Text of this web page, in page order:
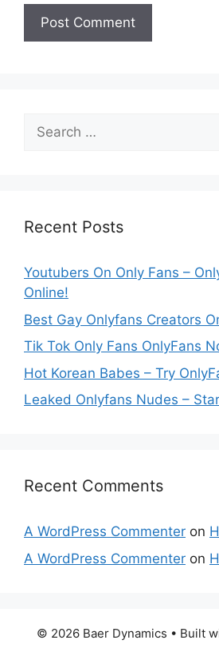
Search
for:
Recent Posts
Youtubers On Only Fans –
Online!
Best Gay Onlyfans Creators
Tik Tok Only Fans OnlyFans
Hot Korean Babes – Try
Leaked Onlyfans Nudes –
Recent Comments
A WordPress Commenter on
A WordPress Commenter on
© 2026 Baer Dynamics • Built